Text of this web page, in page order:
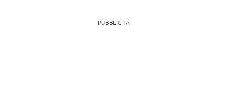
PUBBLICITÀ